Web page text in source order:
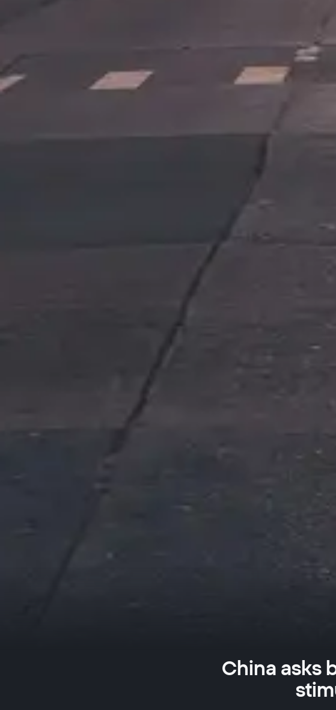
China asks